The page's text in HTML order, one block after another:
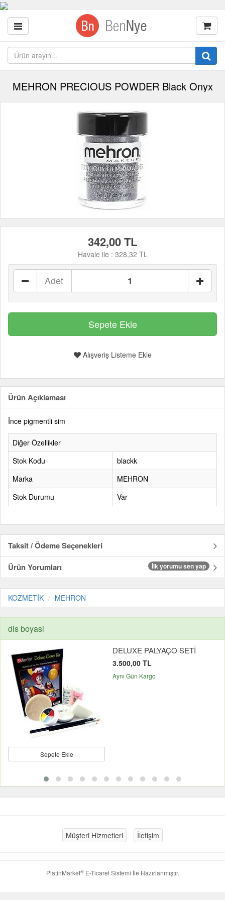
MEHRON PRECIOUS POWDER Black Onyx
342,00 TL
Havale ile : 328,32 TL
Adet
Alışveriş Listeme Ekle
Ürün Açıklaması
İnce pigmentli sim
Diğer Özellikler
Stok Kodu
blackk
Marka
MEHRON
Stok Durumu
Var
Taksit / Ödeme Seçenekleri
Ürün Yorumları
İlk yorumu sen yap
KOZMETİK MEHRON
dis boyasi
Sepete Ekle
DELUXE PALYAÇO SETİ
3.500,00 TL
Aynı Gün Kargo
Müşteri Hizmetleri İletişim
PlatinMarket®E-Ticaret Sistemi İle Hazırlanmıştır.